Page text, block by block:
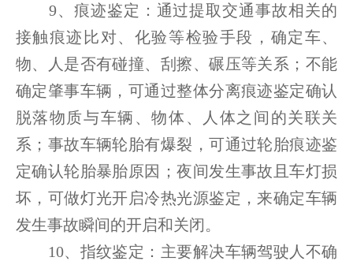
9、痕迹鉴定：通过提取交通事故相关的
接触痕迹比对、化验等检验手段，确定车、
物、人是否有碰撞、刮擦、碾压等关系；不能
确定肇事车辆，可通过整体分离痕迹鉴定确认
脱落物质与车辆、物体、人体之间的关联关
系；事故车辆轮胎有爆裂，可通过轮胎痕迹鉴
定确认轮胎暴胎原因；夜间发生事故且车灯损
坏，可做灯光开启冷热光源鉴定，来确定车辆
发生事故瞬间的开启和关闭。
10、指纹鉴定：主要解决车辆驾驶人不确